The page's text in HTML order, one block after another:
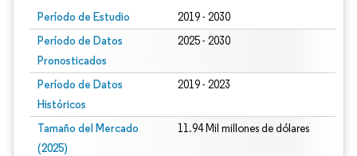
Período de Estudio 2019 - 2030
Período de Datos
Pronosticados
2025 - 2030
Período de Datos
Históricos
2019 - 2023
Tamaño del Mercado
(2025)
11.94 Mil millones de dólares